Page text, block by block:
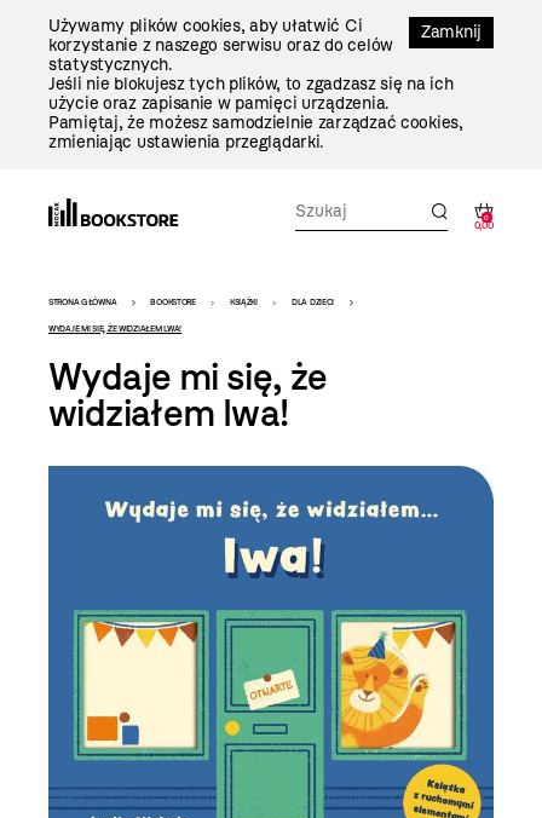
Zamknij
Używamy plików cookies, aby ułatwić Ci
korzystanie z naszego serwisu oraz do celów
statystycznych.
Jeśli nie blokujesz tych plików, to zgadzasz się na ich
użycie oraz zapisanie w pamięci urządzenia.
Pamiętaj, że możesz samodzielnie zarządzać cookies,
zmieniając ustawienia przeglądarki.
0
0,00
Bookstore
-
szablon
szczegóły
STRONA GŁÓWNA BOOKSTORE KSIĄŻKI DLA DZIECI
WYDAJE MI SIĘ, ŻE WIDZIAŁEM LWA!
Wydaje mi się, że
widziałem lwa!